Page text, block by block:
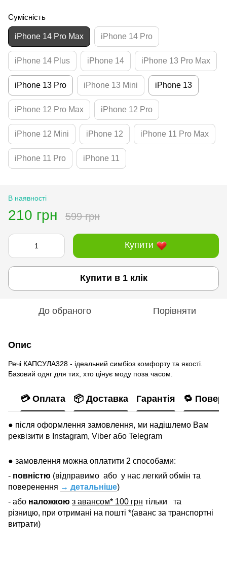
Сумісність
iPhone 14 Pro Max iPhone 14 Pro
iPhone 14 Plus iPhone 14 iPhone 13 Pro Max
iPhone 13 Pro iPhone 13 Mini iPhone 13
iPhone 12 Pro Max iPhone 12 Pro
iPhone 12 Mini iPhone 12 iPhone 11 Pro Max
iPhone 11 Pro iPhone 11
В наявності
210 грн 599 грн
Купити
Купити в 1 клік
До обраного Порівняти
Опис
Речі КАПСУЛА328 - ідеальний симбіоз комфорту та якості.
Базовий одяг для тих, хто цінує моду поза часом.
💳 Оплата 📦 Доставка Гарантія 🔁
● після оформлення замовлення, ми надішлемо Вам
реквізити в Instagram, Viber або Telegram
● замовлення можна оплатити 2 способами:
- повністю (відправимо або у нас легкий обмін та
поверенення → детальніше)
- або наложкою з авансом* 100 грн тільки
та
різницю, при отримані на пошті *(аванс за транспортні
витрати)